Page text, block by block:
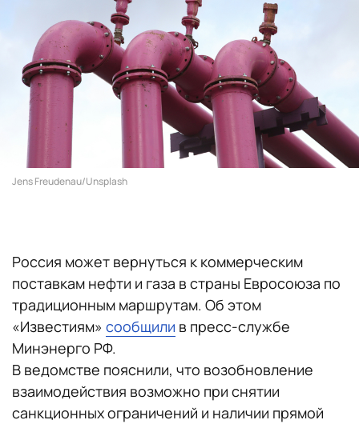
Jens Freudenau/Unsplash
Россия может вернуться к коммерческим
поставкам нефти и газа в страны Евросоюза по
традиционным маршрутам. Об этом
«Известиям» сообщили в пресс-службе
Минэнерго РФ.
В ведомстве пояснили, что возобновление
взаимодействия возможно при снятии
санкционных ограничений и наличии прямой